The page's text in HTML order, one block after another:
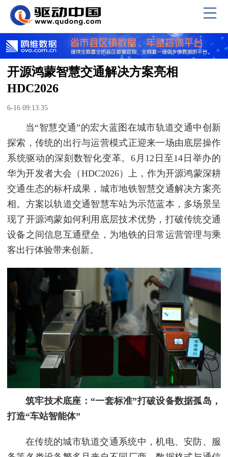
开源鸿蒙智慧交通解决方案亮相
HDC2026
6-16 09:13:35
当“智慧交通”的宏大蓝图在城市轨道交通中创新
探索，传统的出行与运营模式正迎来一场由底层操作
系统驱动的深刻数智化变革。6月12日至14日举办的
华为开发者大会（HDC2026）上，作为开源鸿蒙深耕
交通生态的标杆成果，城市地铁智慧交通解决方案亮
相。方案以轨道交通智慧车站为示范蓝本，多场景呈
现了开源鸿蒙如何利用底层技术优势，打破传统交通
设备之间信息互通壁垒，为地铁的日常运营管理与乘
客出行体验带来创新。
筑牢技术底座：“一套标准”打破设备数据孤岛，
打造“车站智能体”
在传统的城市轨道交通系统中，机电、安防、服